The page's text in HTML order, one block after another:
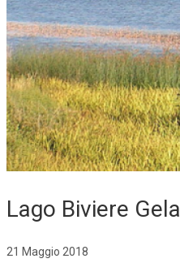
Lago Biviere Gela
21 Maggio 2018